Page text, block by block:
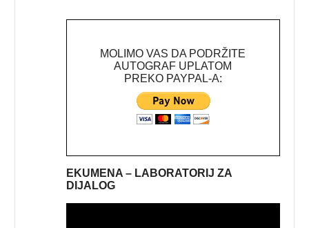
MOLIMO VAS DA PODRŽITE
AUTOGRAF UPLATOM
PREKO PAYPAL-A:
EKUMENA – LABORATORIJ ZA
DIJALOG